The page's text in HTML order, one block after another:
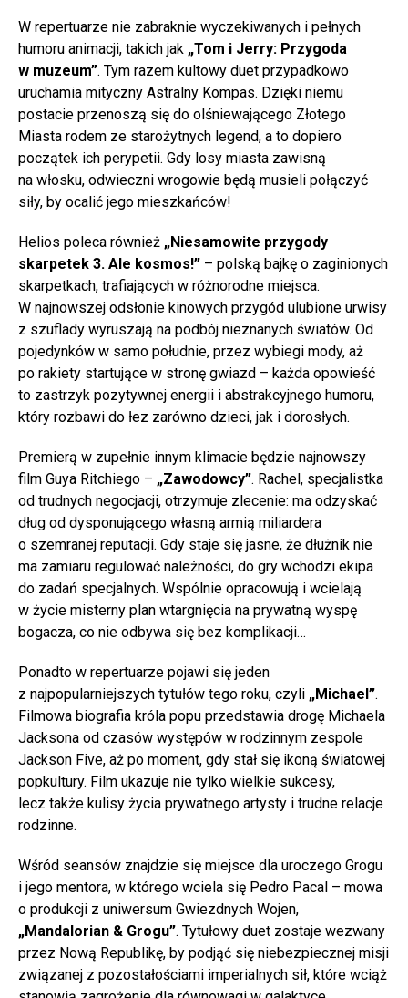
W repertuarze nie zabraknie wyczekiwanych i pełnych
humoru animacji, takich jak „Tom i Jerry: Przygoda
w muzeum”. Tym razem kultowy duet przypadkowo
uruchamia mityczny Astralny Kompas. Dzięki niemu
postacie przenoszą się do olśniewającego Złotego
Miasta rodem ze starożytnych legend, a to dopiero
początek ich perypetii. Gdy losy miasta zawisną
na włosku, odwieczni wrogowie będą musieli połączyć
siły, by ocalić jego mieszkańców!
Helios poleca również „Niesamowite przygody
skarpetek 3. Ale kosmos!” – polską bajkę o zaginionych
skarpetkach, trafiających w różnorodne miejsca.
W najnowszej odsłonie kinowych przygód ulubione urwisy
z szuflady wyruszają na podbój nieznanych światów. Od
pojedynków w samo południe, przez wybiegi mody, aż
po rakiety startujące w stronę gwiazd – każda opowieść
to zastrzyk pozytywnej energii i abstrakcyjnego humoru,
który rozbawi do łez zarówno dzieci, jak i dorosłych.
Premierą w zupełnie innym klimacie będzie najnowszy
film Guya Ritchiego – „Zawodowcy”. Rachel, specjalistka
od trudnych negocjacji, otrzymuje zlecenie: ma odzyskać
dług od dysponującego własną armią miliardera
o szemranej reputacji. Gdy staje się jasne, że dłużnik nie
ma zamiaru regulować należności, do gry wchodzi ekipa
do zadań specjalnych. Wspólnie opracowują i wcielają
w życie misterny plan wtargnięcia na prywatną wyspę
bogacza, co nie odbywa się bez komplikacji…
Ponadto w repertuarze pojawi się jeden
z najpopularniejszych tytułów tego roku, czyli „Michael”.
Filmowa biografia króla popu przedstawia drogę Michaela
Jacksona od czasów występów w rodzinnym zespole
Jackson Five, aż po moment, gdy stał się ikoną światowej
popkultury. Film ukazuje nie tylko wielkie sukcesy,
lecz także kulisy życia prywatnego artysty i trudne relacje
rodzinne.
Wśród seansów znajdzie się miejsce dla uroczego Grogu
i jego mentora, w którego wciela się Pedro Pacal – mowa
o produkcji z uniwersum Gwiezdnych Wojen,
„Mandalorian & Grogu”. Tytułowy duet zostaje wezwany
przez Nową Republikę, by podjąć się niebezpiecznej misji
związanej z pozostałościami imperialnych sił, które wciąż